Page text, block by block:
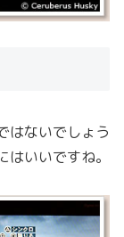
はないでしょう
いいですね。